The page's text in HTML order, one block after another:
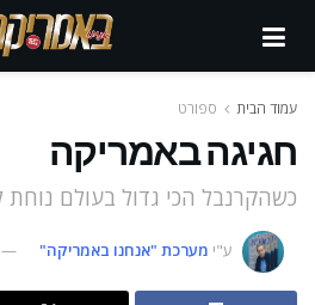
עמוד הבית ספורט
חגיגה באמריקה
כשהקרנבל הכי גדול בעולם נוחת
ע"י מערכת "אנחנו באמריקה"